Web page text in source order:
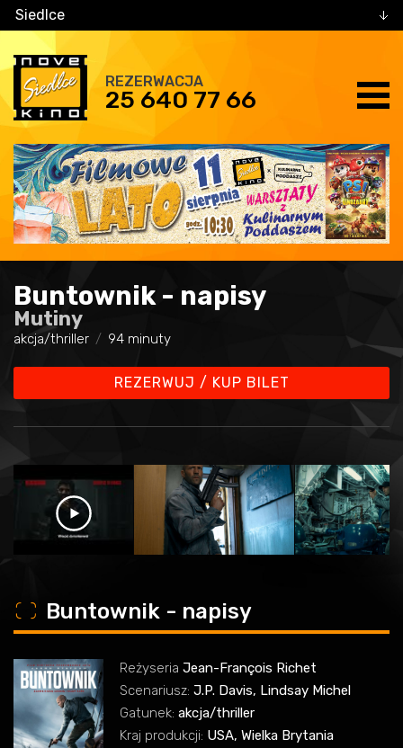
Siedlce
REZERWACJA
25 640 77 66
Buntownik - napisy
Mutiny
akcja/thriller 94 minuty
REZERWUJ / KUP BILET
o Buntownik - napisy
Reżyseria Jean-François Richet
Scenariusz: J.P. Davis, Lindsay Michel
Gatunek: akcja/thriller
Kraj produkcji: USA, Wielka Brytania